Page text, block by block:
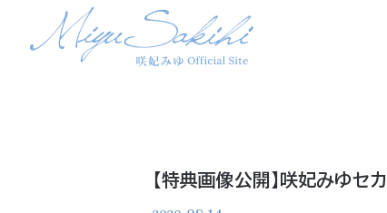
【特典画像公開】咲妃みゆ